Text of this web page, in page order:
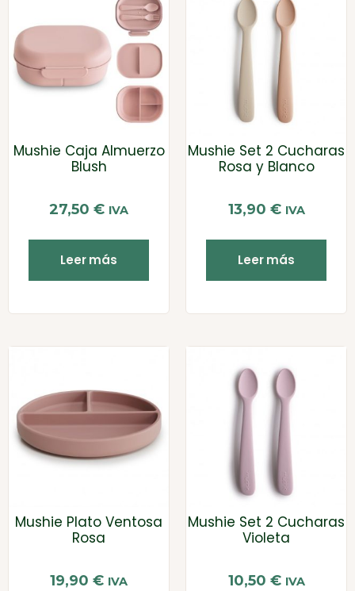
Mushie Caja Almuerzo
Blush
27,50 € IVA
Leer más
Mushie Set 2 Cucharas
Rosa y Blanco
13,90 € IVA
Leer más
Mushie Plato Ventosa
Rosa
19,90 € IVA
Mushie Set 2 Cucharas
Violeta
10,50 € IVA